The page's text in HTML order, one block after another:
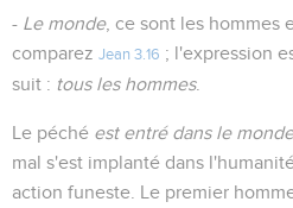
- Le monde, ce sont les hommes
comparez Jean 3.16 ; l'expression
suit : tous les hommes.
Le péché est entré dans le monde
mal s'est implanté dans
action funeste. Le premier